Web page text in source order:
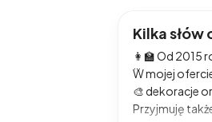
Kilka słów
👩‍🏫 Od 2015
W mojej
🎨 dekoracje
Przyjmuję